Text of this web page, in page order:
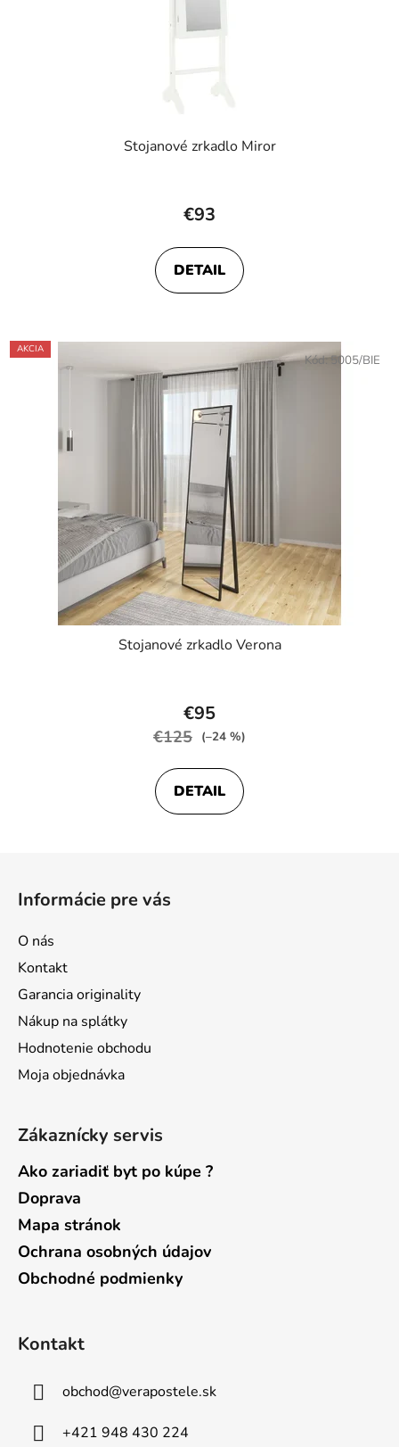
Stojanové zrkadlo Miror
€93
DETAIL
AKCIA
Stojanové zrkadlo Verona
hodnotenie
produktu
4,6
z
€95
€125 (–24 %)
DETAIL
Kód:5005/BIE
Informácie pre vás
O nás
Kontakt
Garancia originality
Nákup na splátky
Hodnotenie obchodu
Moja objednávka
Zákaznícky servis
Ako zariadiť byt po kúpe ?
Doprava
Mapa stránok
Ochrana osobných údajov
Obchodné podmienky
Kontakt
obchod@verapostele.sk
+421 948 430 224